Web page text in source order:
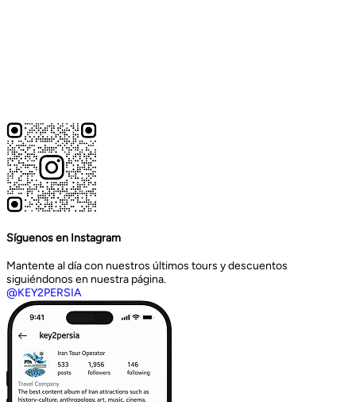
Síguenos en Instagram
Mantente al día con nuestros últimos tours y descuentos
siguiéndonos en nuestra página.
@KEY2PERSIA